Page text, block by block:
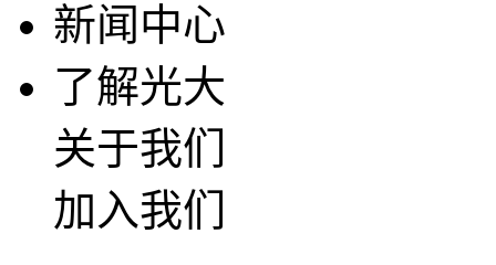
新闻中心
了解光大
关于我们
加入我们